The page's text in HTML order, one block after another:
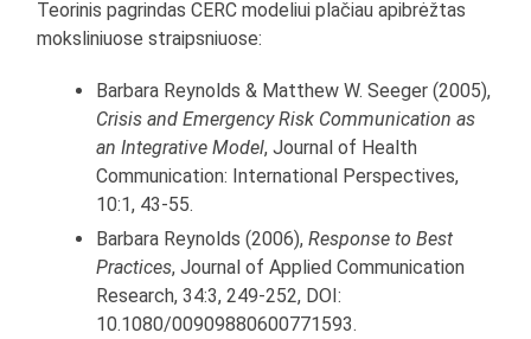
Teorinis pagrindas CERC modeliui plačiau apibrėžtas
moksliniuose straipsniuose:
Barbara Reynolds & Matthew W. Seeger (2005),
Crisis and Emergency Risk Communication as
an Integrative Model, Journal of Health
Communication: International Perspectives,
10:1, 43-55.
Barbara Reynolds (2006),Response to Best
Practices, Journal of Applied Communication
Research, 34:3, 249-252, DOI:
10.1080/00909880600771593.